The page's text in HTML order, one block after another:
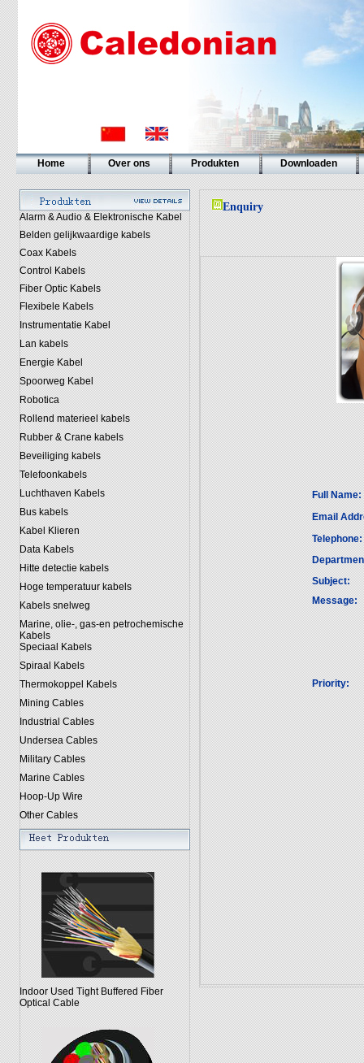
Home Over ons Produkten Downloaden
Alarm & Audio & Elektronische Kabel
Belden gelijkwaardige kabels
Coax Kabels
Control Kabels
Fiber Optic Kabels
Flexibele Kabels
Instrumentatie Kabel
Lan kabels
Energie Kabel
Spoorweg Kabel
Robotica
Rollend materieel kabels
Rubber & Crane kabels
Beveiliging kabels
Telefoonkabels
Luchthaven Kabels
Bus kabels
Kabel Klieren
Data Kabels
Hitte detectie kabels
Hoge temperatuur kabels
Kabels snelweg
Marine, olie-, gas-en petrochemische
Kabels
Speciaal Kabels
Spiraal Kabels
Thermokoppel Kabels
Mining Cables
Industrial Cables
Undersea Cables
Military Cables
Marine Cables
Hoop-Up Wire
Other Cables
Indoor Used Tight Buffered Fiber
Optical Cable
Enquiry
Full Name:
Email
Telephone:
Subject:
Message:
Priority: